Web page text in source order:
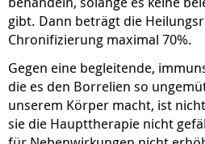
gibt. Dann beträgt die
Chronifizierung maximal 70%.
Gegen eine begleitende,
die es den Borrelien so
unserem Körper macht, ist
sie die Haupttherapie nicht